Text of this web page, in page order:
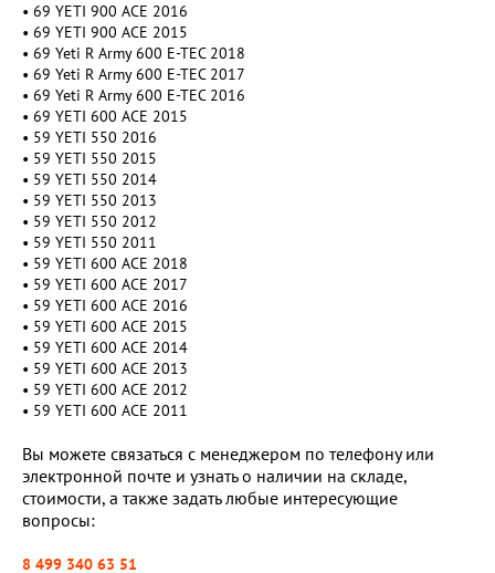
• 69 YETI 900 ACE 2016
• 69 YETI 900 ACE 2015
• 69 Yeti R Army 600 E-TEC 2018
• 69 Yeti R Army 600 E-TEC 2017
• 69 Yeti R Army 600 E-TEC 2016
• 69 YETI 600 ACE 2015
• 59 YETI 550 2016
• 59 YETI 550 2015
• 59 YETI 550 2014
• 59 YETI 550 2013
• 59 YETI 550 2012
• 59 YETI 550 2011
• 59 YETI 600 ACE 2018
• 59 YETI 600 ACE 2017
• 59 YETI 600 ACE 2016
• 59 YETI 600 ACE 2015
• 59 YETI 600 ACE 2014
• 59 YETI 600 ACE 2013
• 59 YETI 600 ACE 2012
• 59 YETI 600 ACE 2011
Вы можете связаться с менеджером по телефону или
электронной почте и узнать о наличии на складе,
стоимости, а также задать любые интересующие
вопросы:
8 499 340 63 51